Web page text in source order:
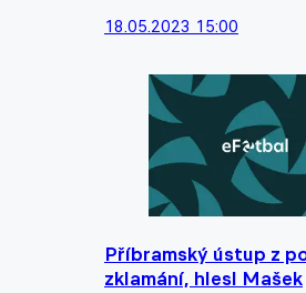
18.05.2023 15:00
Příbramský ústup z
zklamání, hlesl Mašek